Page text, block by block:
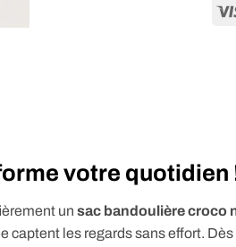
votre quotidien
un sac bandoulière croco
les regards sans effort.